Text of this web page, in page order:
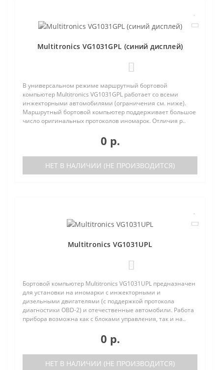
Multitronics VG1031GPL (синий дисплей)
В универсальном режиме маршрутный бортовой
компьютер Multitronics VG1031GPL работает со всеми
инжекторными автомобилями (ограничения см. ниже).
Маршрутный бортовой компьютер поддерживает большое
число оригинальных протоколов иномарок. Отличия р..
0 р.
НЕТ В НАЛИЧИИ (НЕ ПРОИЗВОДИТСЯ)
Multitronics VG1031UPL
Бортовой компьютер Multitronics VG1031UPL предназначен
для установки на иномарки с инжекторными и
дизельными двигателями (с поддержкой протокола
диагностики OBD-2) и отечественные автомобили. Работа
прибора возможна как с блоками управления, так и на..
0 р.
НЕТ В НАЛИЧИИ (НЕ ПРОИЗВОДИТСЯ)